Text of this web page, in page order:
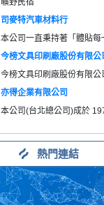
曠野民宿
司麥特汽車材料行
本公司一直秉持著「體貼每
今榜文具印刷廠股份有限公
今榜文具印刷廠股份有限公
亦得企業有限公司
本公司(台北總公司)成於
熱門連結